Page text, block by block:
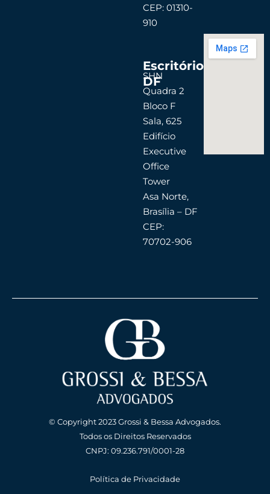
CEP: 01310-
910
Escritório
DF
SHN
Quadra 2
Bloco F
Sala, 625
Edifício
Executive
Office
Tower
Asa Norte,
Brasília – DF
CEP:
70702-906
© Copyright 2023 Grossi & Bessa Advogados.
Todos os Direitos Reservados
CNPJ: 09.236.791/0001-28
Política de Privacidade